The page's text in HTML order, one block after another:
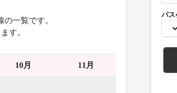
一覧です。
す。
10月 11月
バス